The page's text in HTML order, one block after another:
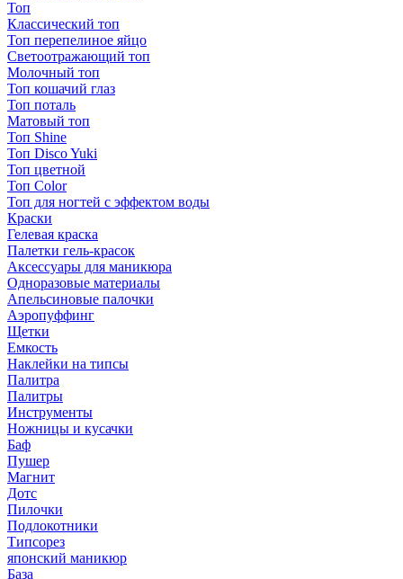
Топ
Классический топ
Топ перепелиное яйцо
Светоотражающий топ
Молочный топ
Топ кошачий глаз
Топ поталь
Матовый топ
Топ Shine
Топ Disco Yuki
Топ цветной
Топ Color
Топ для ногтей с эффектом воды
Краски
Гелевая краска
Палетки гель-красок
Аксессуары для маникюра
Одноразовые материалы
Апельсиновые палочки
Аэропуффинг
Щетки
Емкость
Наклейки на типсы
Палитра
Палитры
Инструменты
Ножницы и кусачки
Баф
Пушер
Магнит
Дотс
Пилочки
Подлокотники
Типсорез
японский маникюр
База